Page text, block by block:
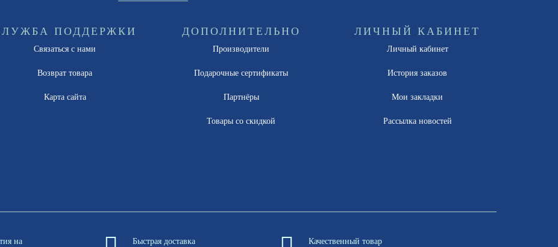
ПОДДЕРЖКИ
Связаться с нами
Возврат товара
Карта сайта
ДОПОЛНИТЕЛЬНО
Производители
Подарочные сертификаты
Партнёры
Товары со скидкой
ЛИЧНЫЙ КАБИНЕТ
Личный кабинет
История заказов
Мои закладки
Рассылка новостей
на
Быстрая доставка
Качественный товар